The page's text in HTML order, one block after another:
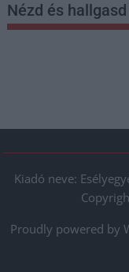
Nézd és
Kiadó neve:
Proudly powered by